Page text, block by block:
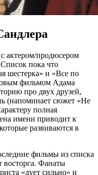
актером/продюсером
пока что
шестерка» и «Все по
фильмом Адама
про двух друзей,
(напоминает сюжет «Не
полная
имени приводит к
развиваются в
фильмы из списка
восторга. Фанаты
«дует сильно» и